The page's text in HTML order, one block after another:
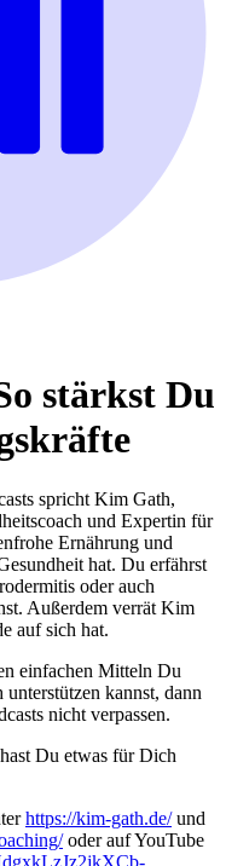
stärkst Du
spricht Kim Gath,
und Expertin für
Ernährung und
hat. Du erfährst
oder auch
Außerdem verrät Kim
auf sich hat.
einfachen Mitteln Du
kannst, dann
nicht verpassen.
Du etwas für Dich
https://kim-gath.de/und
oder auf YouTube